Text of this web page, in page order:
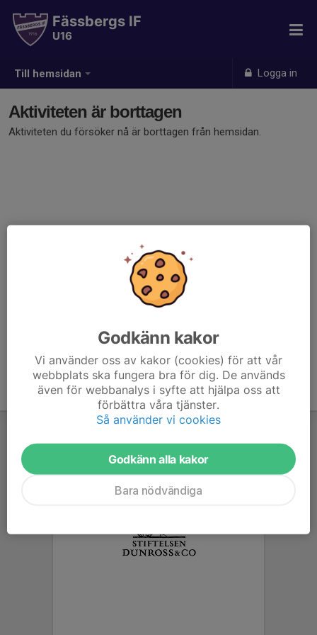
Till hemsidan Logga in
Fässbergs IF
U16
Aktiviteten är borttagen
Aktiviteten du försöker nå är borttagen från hemsidan.
Godkänn kakor
Vi använder oss av kakor (cookies) för att vår
webbplats ska fungera bra för dig. De används
även för webbanalys i syfte att hjälpa oss att
förbättra våra tjänster.
Så använder vi cookies
Godkänn alla kakor
Bara nödvändiga